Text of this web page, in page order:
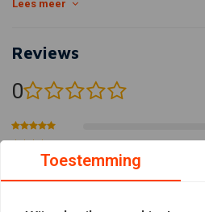
Lees meer
Reviews
0
Toestemming